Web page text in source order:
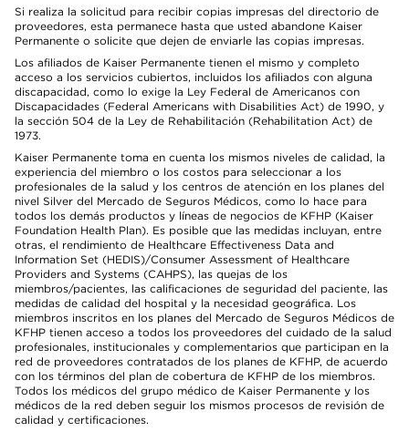
Si realiza la solicitud para recibir copias impresas del directorio de
proveedores, esta permanece hasta que usted abandone Kaiser
Permanente o solicite que dejen de enviarle las copias impresas.
Los afiliados de Kaiser Permanente tienen el mismo y completo
acceso a los servicios cubiertos, incluidos los afiliados con alguna
discapacidad, como lo exige la Ley Federal de Americanos con
Discapacidades (Federal Americans with Disabilities Act) de 1990, y
la sección 504 de la Ley de Rehabilitación (Rehabilitation Act) de
1973.
Kaiser Permanente toma en cuenta los mismos niveles de calidad, la
experiencia del miembro o los costos para seleccionar a los
profesionales de la salud y los centros de atención en los planes del
nivel Silver del Mercado de Seguros Médicos, como lo hace para
todos los demás productos y líneas de negocios de KFHP (Kaiser
Foundation Health Plan). Es posible que las medidas incluyan, entre
otras, el rendimiento de Healthcare Effectiveness Data and
Information Set (HEDIS)/Consumer Assessment of Healthcare
Providers and Systems (CAHPS), las quejas de los
miembros/pacientes, las calificaciones de seguridad del paciente, las
medidas de calidad del hospital y la necesidad geográfica. Los
miembros inscritos en los planes del Mercado de Seguros Médicos de
KFHP tienen acceso a todos los proveedores del cuidado de la salud
profesionales, institucionales y complementarios que participan en la
red de proveedores contratados de los planes de KFHP, de acuerdo
con los términos del plan de cobertura de KFHP de los miembros.
Todos los médicos del grupo médico de Kaiser Permanente y los
médicos de la red deben seguir los mismos procesos de revisión de
calidad y certificaciones.